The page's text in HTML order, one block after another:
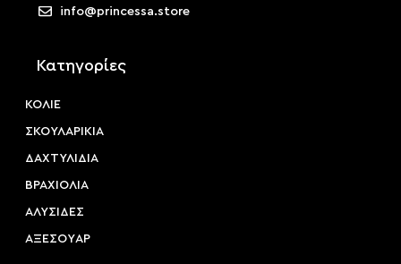
info@princessa.store
Κατηγορίες
ΚΟΛΙΕ
ΣΚΟΥΛΑΡΙΚΙΑ
ΔΑΧΤΥΛΙΔΙΑ
ΒΡΑΧΙΟΛΙΑ
ΑΛΥΣΙΔΕΣ
ΑΞΕΣΟΥAΡ